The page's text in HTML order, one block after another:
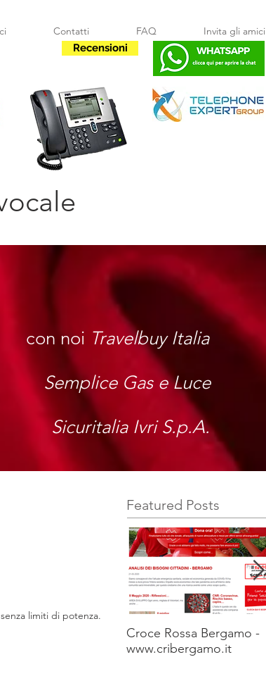
Contatti FAQ
Invita gli amici
Recensioni
con noi Travelbuy Italia
Semplice Gas e Luce
Sicuritalia Ivri S.p.A.
limiti di potenza.
Featured Posts
Croce Rossa Bergamo -
www.cribergamo.it